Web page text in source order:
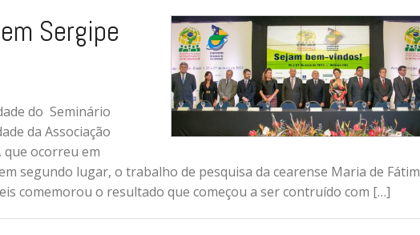
Sergipe
do Seminário
da Associação
que ocorreu em
segundo lugar, o trabalho de pesquisa da cearense Maria de
comemorou o resultado que começou a ser contruído com […]